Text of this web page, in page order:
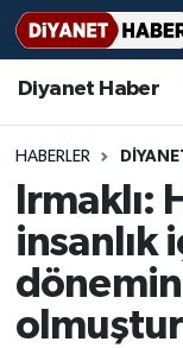
Diyanet Haber
HABERLER
Irmaklı:
insanlık
dönemin
olmuştur
Diyanet
Teşkilat
Adana
Adıyaman
Ağrı
Aksaray
Gündem
#Keşfet
Bir Ayet
Bir Hikaye
Biyografiler
Dini
Diyanet Bilgi
Basında
Aile Dergisi
Aylık Dergi
İmam Hatip
Başmakale
Hadis-i
Hayat
Nöbetçi
Hava
Ankara
Trafik
Süper Lig